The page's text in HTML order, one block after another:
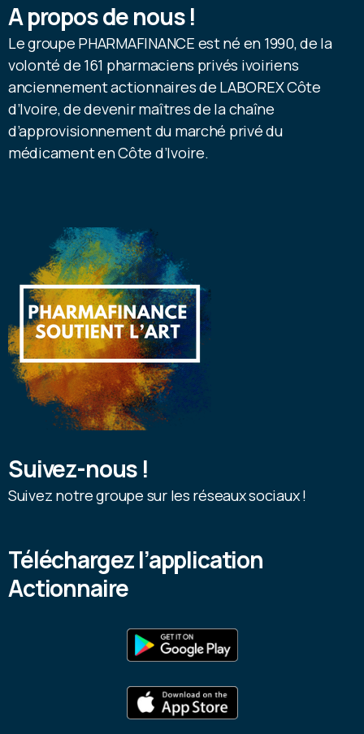
A propos de nous !
Le groupe PHARMAFINANCE est né en 1990, de la
volonté de 161 pharmaciens privés ivoiriens
anciennement actionnaires de LABOREX Côte
d’Ivoire, de devenir maîtres de la chaîne
d’approvisionnement du marché privé du
médicament en Côte d’Ivoire.
Suivez-nous !
Suivez notre groupe sur les réseaux sociaux !
Téléchargez I’application
Actionnaire